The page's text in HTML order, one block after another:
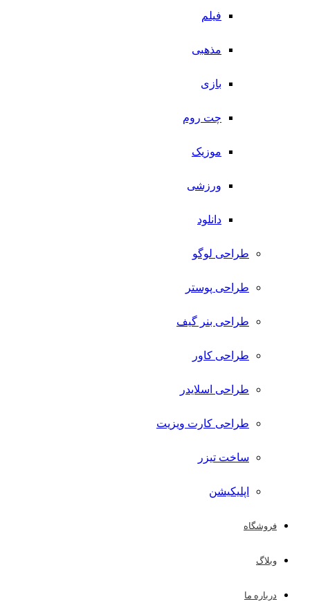
فیلم
مذهبی
بازی
چت روم
موزیک
ورزشی
دانلود
طراحی لوگو
طراحی پوستر
طراحی بنر گیف
طراحی کاور
طراحی اسلایدر
طراحی کارت ویزیت
ساخت تیزر
اپلیکیشن
فروشگاه
وبلاگ
درباره ما